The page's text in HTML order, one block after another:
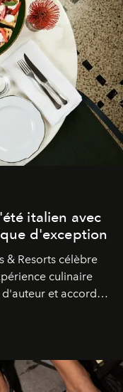
italien avec
d'exception
& Resorts célèbre
culinaire
et accords
sensoriel.